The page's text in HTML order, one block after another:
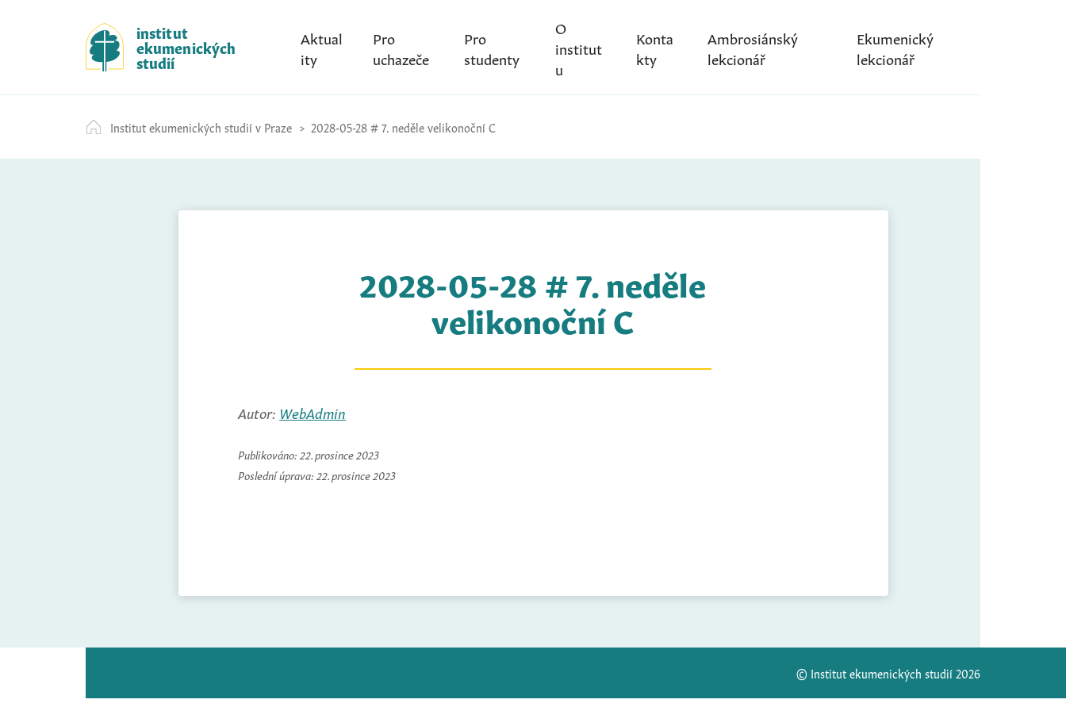
k
i
p
t
c
o
institut
ekumenických
studií
Aktual
ity
Pro
uchazeče
Pro
studenty
O
institut
u
Konta
kty
Ambrosiánský
lekcionář
Ekumenický
lekcionář
Institut ekumenických studií v Praze 2028-05-28 # 7. neděle velikonoční C
2028-05-28 # 7. neděle
velikonoční C
Autor: WebAdmin
Publikováno: 22. prosince 2023
Poslední úprava: 22. prosince 2023
© Institut ekumenických studií 2026